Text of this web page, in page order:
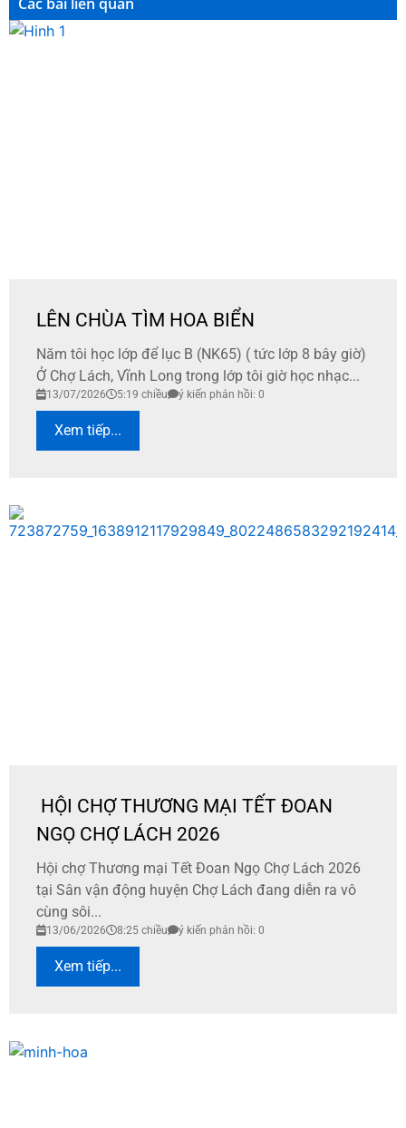
LÊN CHÙA TÌM HOA BIỂN
Năm tôi học lớp để lục B (NK65) ( tức lớp 8 bây giờ)
Ở Chợ Lách, Vĩnh Long trong lớp tôi giờ học nhạc...
13/07/2026 5:19 chiều ý kiến phản hồi: 0
Xem tiếp...
HỘI CHỢ THƯƠNG MẠI TẾT ĐOAN
NGỌ CHỢ LÁCH 2026
​Hội chợ Thương mại Tết Đoan Ngọ Chợ Lách 2026
tại Sân vận động huyện Chợ Lách đang diễn ra vô
cùng sôi...
13/06/2026 8:25 chiều ý kiến phản hồi: 0
Xem tiếp...